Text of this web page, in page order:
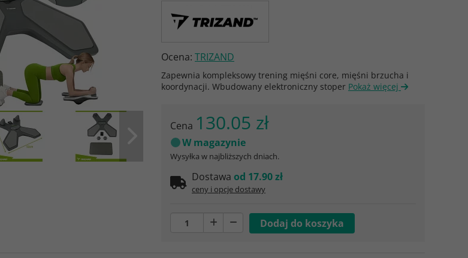
Ocena: TRIZAND
Zapewnia kompleksowy trening mięśni core, mięśni brzucha i
koordynacji. Wbudowany elektroniczny stoper Pokaż więcej
Cena 130.05 zł
W magazynie
Wysyłka w najbliższych dniach.
Dostawa od 17.90 zł
ceny i opcje dostawy